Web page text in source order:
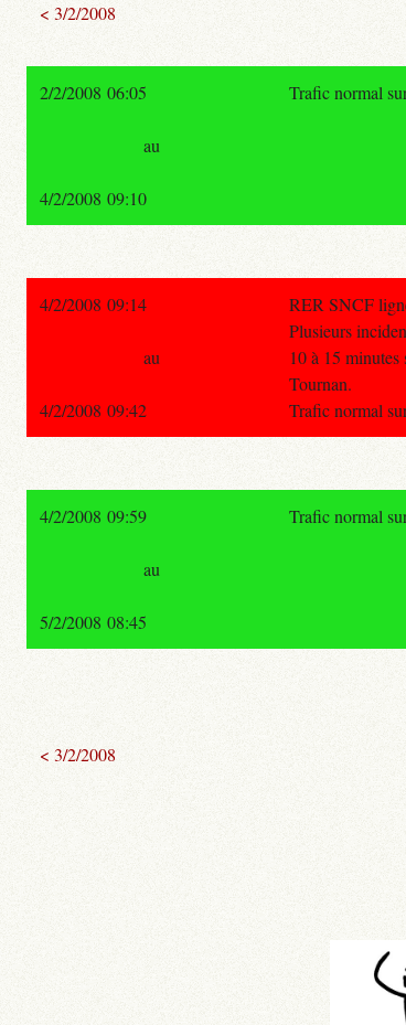
< 3/2/2008
2/2/2008 06:05 Trafic normal
au
4/2/2008 09:10
4/2/2008 09:14
RER SNCF
Plusieurs
10 à 15
Tournan.
Trafic normal
au
4/2/2008 09:42
4/2/2008 09:59 Trafic normal
au
5/2/2008 08:45
< 3/2/2008